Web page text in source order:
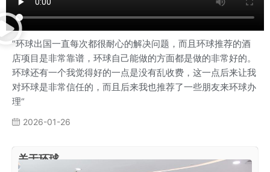
”环球出国一直每次都很耐心的解决问题，而且环球推荐的酒
店项目是非常靠谱，环球自己能做的方面都是做的非常好的。
环球还有一个我觉得好的一点是没有乱收费，这一点后来让我
对环球是非常信任的，而且后来我也推荐了一些朋友来环球办
理“
2026-01-26
关于环球